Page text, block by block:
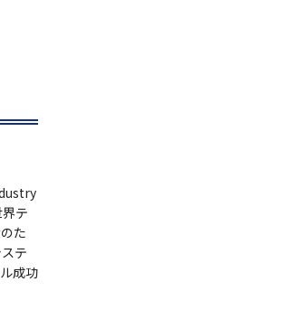
テ
た
テ
成功